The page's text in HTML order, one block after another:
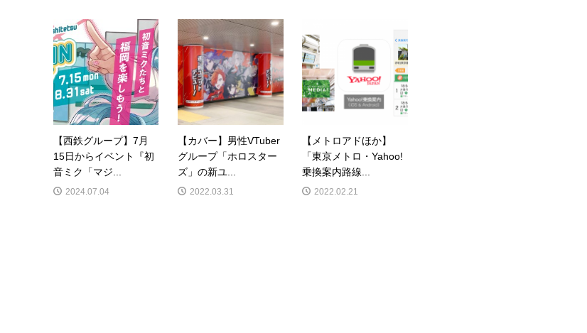
【西鉄グループ】7月
15日からイベント『初
音ミク「マジ...
2024.07.04
【カバー】男性VTuber
グループ「ホロスター
ズ」の新ユ...
2022.03.31
【メトロアドほか】
「東京メトロ・Yahoo!
乗換案内路線...
2022.02.21